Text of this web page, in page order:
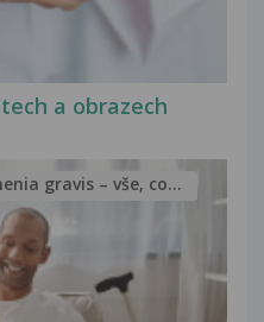
a obrazech
gravis – vše, co...